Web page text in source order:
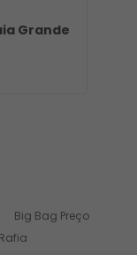
Grande
Big Bag Preço